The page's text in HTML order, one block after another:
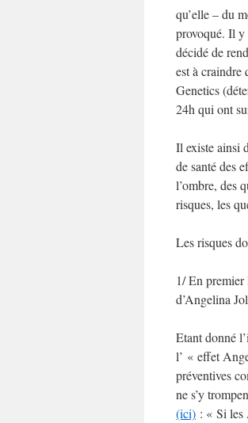
qu’elle – du
provoqué. Il y
décidé de
est à craindre
Genetics
24h qui ont
Il existe ainsi
de santé des
l’ombre, des
risques, les
Les risques
1/ En
d’Angelina
Etant donné
l’ « effet
préventives
ne s’y
(ici) : « Si les